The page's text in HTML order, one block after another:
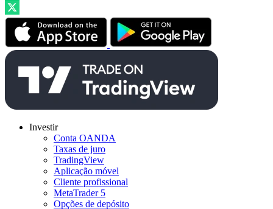
Investir
Conta OANDA
Taxas de juro
TradingView
Aplicação móvel
Cliente profissional
MetaTrader 5
Opções de depósito